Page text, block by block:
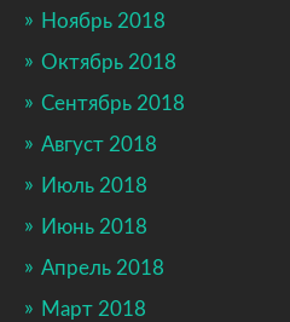
Ноябрь 2018
Октябрь 2018
Сентябрь 2018
Август 2018
Июль 2018
Июнь 2018
Апрель 2018
Март 2018